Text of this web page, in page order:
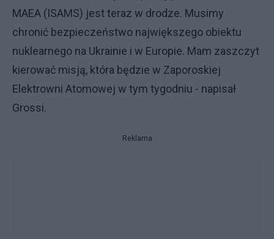
MAEA (ISAMS) jest teraz w drodze. Musimy
chronić bezpieczeństwo największego obiektu
nuklearnego na Ukrainie i w Europie. Mam zaszczyt
kierować misją, która będzie w Zaporoskiej
Elektrowni Atomowej w tym tygodniu - napisał
Grossi.
Reklama